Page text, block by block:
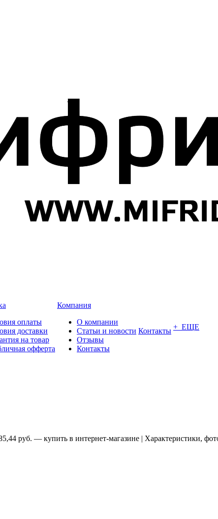
оплаты
доставки
на товар
офферта
Компания
О компании
Статьи и новости
Отзывы
Контакты
Контакты + ЕЩЕ
руб. — купить в интернет-магазине | Характеристики,